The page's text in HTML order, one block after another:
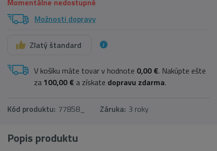
Momentálne nedostupné
Možnosti dopravy
Zlatý štandard
V košíku máte tovar v hodnote 0,00 €. Nakúpte ešte
za 100,00 € a získate dopravu zdarma.
Kód produktu: 77858_ Záruka: 3 roky
Popis produktu